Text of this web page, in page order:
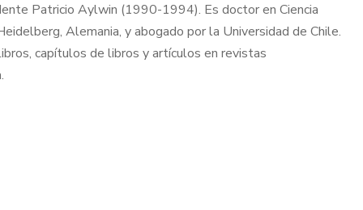
Patricio Aylwin (1990-1994). Es doctor en Ciencia
Alemania, y abogado por la Universidad de Chile.
capítulos de libros y artículos en revistas